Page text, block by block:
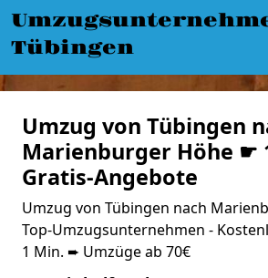
Tübingen
Umzug von Tübingen
Marienburger Höhe ☛
Gratis-Angebote
Umzug von Tübingen nach
Top-Umzugsunternehmen -
1 Min. ➨ Umzüge ab 70€